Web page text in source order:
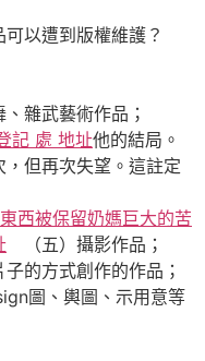
以遭到版權維護？
雜武藝術作品；
記 處 地址他的結局。
但再次失望。這註定
西被保留奶媽巨大的苦
（五）攝影作品；
的方式創作的作品；
圖、輿圖、示用意等